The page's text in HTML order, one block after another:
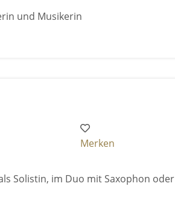
und Musikerin
Merken
Solistin, im Duo mit Saxophon oder